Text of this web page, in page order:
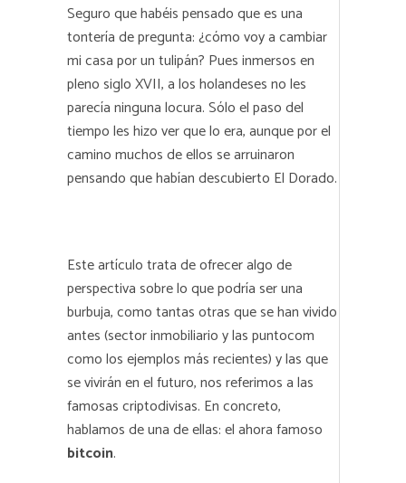
Seguro que habéis pensado que es una
tontería de pregunta: ¿cómo voy a cambiar
mi casa por un tulipán? Pues inmersos en
pleno siglo XVII, a los holandeses no les
parecía ninguna locura. Sólo el paso del
tiempo les hizo ver que lo era, aunque por el
camino muchos de ellos se arruinaron
pensando que habían descubierto El Dorado.
Este artículo trata de ofrecer algo de
perspectiva sobre lo que podría ser una
burbuja, como tantas otras que se han vivido
antes (sector inmobiliario y las puntocom
como los ejemplos más recientes) y las que
se vivirán en el futuro, nos referimos a las
famosas criptodivisas. En concreto,
hablamos de una de ellas: el ahora famoso
bitcoin.